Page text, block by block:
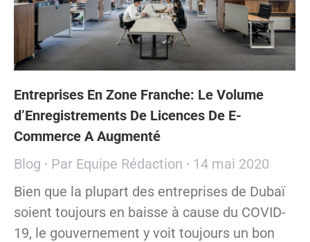
Entreprises En Zone Franche: Le Volume
d’Enregistrements De Licences De E-
Commerce A Augmenté
Blog
Par Equipe Rédaction
14 mai 2020
Bien que la plupart des entreprises de Dubaï
soient toujours en baisse à cause du COVID-
19, le gouvernement y voit toujours un bon